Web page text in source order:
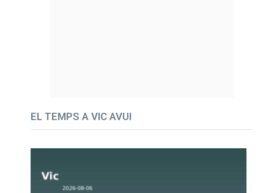
EL TEMPS A VIC AVUI